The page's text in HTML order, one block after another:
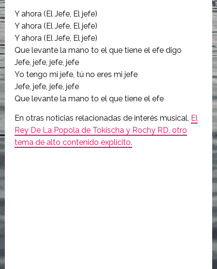
Y ahora (El Jefe, El jefe)
Y ahora (El Jefe, El jefe)
Y ahora (El Jefe, El jefe)
Que levante la mano to el que tiene el efe digo
Jefe, jefe, jefe, jefe
Yo tengo mi jefe, tú no eres mi jefe
Jefe, jefe, jefe, jefe
Que levante la mano to el que tiene el efe
En otras noticias relacionadas de interés musical, El
Rey De La Popola de Tokischa y Rochy RD, otro
tema de alto contenido explícito.